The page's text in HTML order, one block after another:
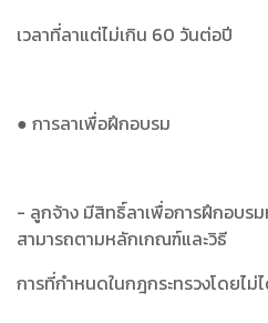
เวลาที่ลาแต่ไม่เกิน 60 วันต่อปี
● การลาเพื่อฝึกอบรม
- ลูกจ้าง มีสิทธิ์ลาเพื่อการฝึกอบร
สามารถตามหลักเกณฑ์และวิธี
การที่กำหนดในกฎกระทรวงโดยไม่